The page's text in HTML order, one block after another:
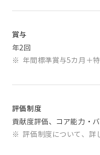
賞与
年2回
※ 年間標準賞与5カ月＋
評価制度
貢献度評価、コア能力・
※ 評価制度について、詳